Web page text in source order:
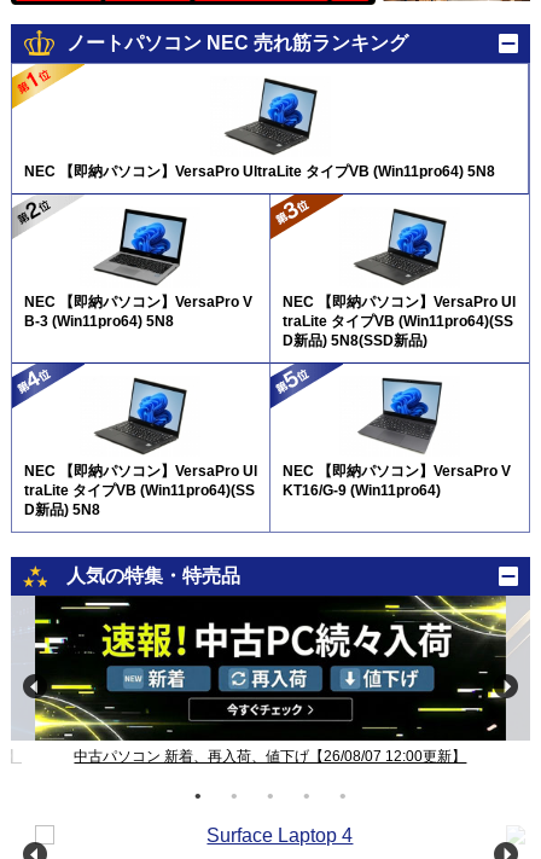
ノートパソコン NEC 売れ筋ランキング
NEC 【即納パソコン】VersaPro UltraLite タイプVB (Win11pro64) 5N8
NEC 【即納パソコン】VersaPro V
B-3 (Win11pro64) 5N8
NEC 【即納パソコン】VersaPro Ul
traLite タイプVB (Win11pro64)(SS
D新品) 5N8(SSD新品)
NEC 【即納パソコン】VersaPro Ul
traLite タイプVB (Win11pro64)(SS
D新品) 5N8
NEC 【即納パソコン】VersaPro V
KT16/G-9 (Win11pro64)
人気の特集・特売品
中古パソコン 新着、再入荷、値下げ【26/08/07 12:00更新】